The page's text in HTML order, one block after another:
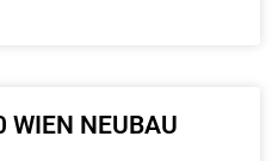
NEUBAU